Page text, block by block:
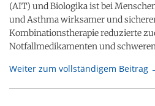
(AIT) und Biologika ist bei
und Asthma wirksamer und
Kombinationstherapie reduzierte
Notfallmedikamenten und
Weiter zum vollständigem Beitrag